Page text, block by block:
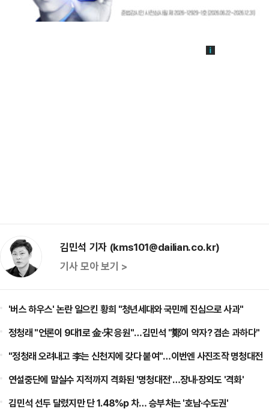
김민석 기자 (kms101@dailian.co.kr)
기사 모아 보기 >
'버스 하우스' 논란 일으킨 황희 "청년세대와 국민께 진심으로 사과"
정청래 "언론이 9대1로 金·宋 응원"…김민석 "鄭이 약자? 겸손 과하다"
"정청래 오려내고 李는 신천지에 갖다 붙여"…이번엔 사진조작 명청대전
연설중단에 말실수 지적까지 격화된 '명청대전'…장내·장외도 '격화'
​김민석 선두 달렸지만 단 1.48%p 차… 승부처는 '호남·수도권'